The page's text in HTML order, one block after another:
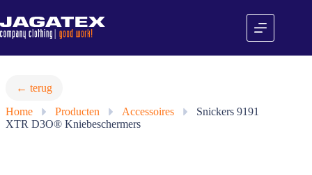
naar
de
inhoud
← terug
Home
» Producten » Accessoires »
Snickers 9191
XTR D3O® Kniebeschermers